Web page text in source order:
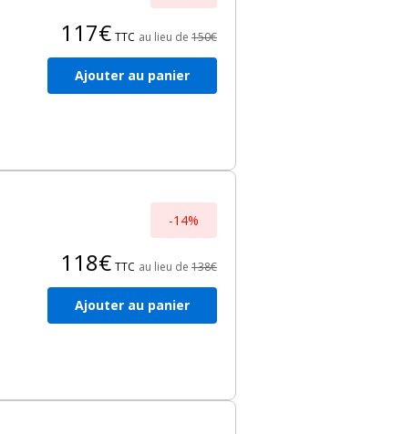
117€ TTC au lieu de 150€
Ajouter au panier
-14%
118€ TTC au lieu de 138€
Ajouter au panier